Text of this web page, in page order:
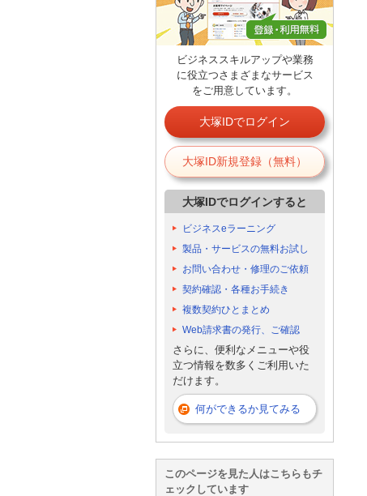
ビジネススキルアップや業務
に役立つさまざまなサービス
をご用意しています。
大塚IDでログイン
大塚ID新規登録（無料）
大塚IDでログインすると
ビジネスeラーニング
製品・サービスの無料お試し
お問い合わせ・修理のご依頼
契約確認・各種お手続き
複数契約ひとまとめ
Web請求書の発行、ご確認
さらに、便利なメニューや役
立つ情報を数多くご利用いた
だけます。
何ができるか見てみる
このページを見た人はこちらもチ
ェックしています